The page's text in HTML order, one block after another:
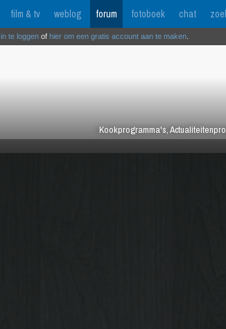
film & tv weblog forum fotoboek chat
Kookprogramma's,
te loggen of hier om een gratis account aan te maken